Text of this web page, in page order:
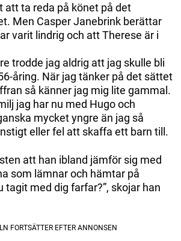
att ta reda på könet på det
Men Casper Janebrink berättar
varit lindrig och att Therese är i
trodde jag aldrig att jag skulle bli
åring. När jag tänker på det sättet
så känner jag mig lite gammal.
jag har nu med Hugo och
mycket yngre än jag så
eller fel att skaffa ett barn till.
att han ibland jämför sig med
som lämnar och hämtar på
tagit med dig farfar?”, skojar han